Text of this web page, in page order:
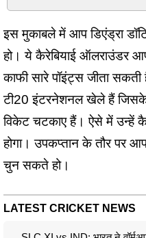
इस मुकाबले में आप डिएंड्रा
हो। ये कैरेबियाई ऑलराउंडर
काफी सारे पॉइंट्स जीता
टी20 इंटरनेशनल खेले हैं जिसके
विकेट चटकाए हैं। ऐसे में उन्हें
होगा। उपकप्तान के तौर पर आप
चुन सकते हो।
LATEST CRICKET NEWS